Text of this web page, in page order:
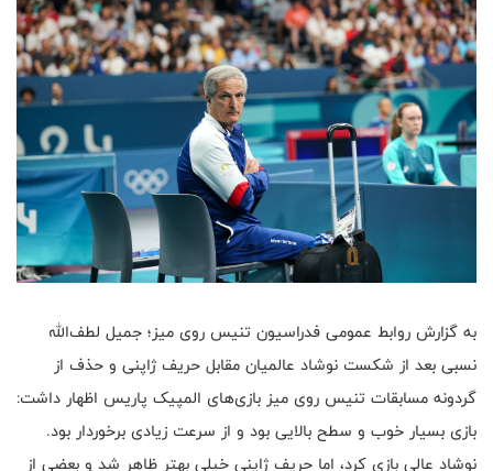
به گزارش روابط عمومی فدراسیون تنیس روی میز؛ جمیل لطف‌الله
نسبی بعد از شکست نوشاد عالمیان مقابل حریف ژاپنی و حذف از
گردونه مسابقات تنیس روی میز بازی‌های المپیک پاریس اظهار داشت:
بازی بسیار خوب و سطح بالایی بود و از سرعت زیادی برخوردار بود.
نوشاد عالی بازی کرد، اما حریف ژاپنی خیلی بهتر ظاهر شد و بعضی از